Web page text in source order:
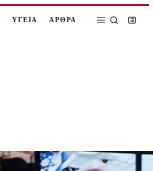
ΥΓΕΙΑ ΑΡΘΡΑ